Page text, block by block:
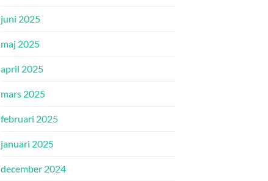
juni 2025
maj 2025
april 2025
mars 2025
februari 2025
januari 2025
december 2024